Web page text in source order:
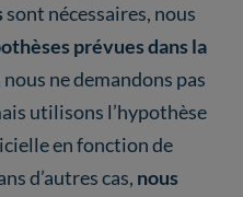
sont nécessaires, nous
prévues dans la
nous ne demandons pas
utilisons l’hypothèse
en fonction de
d’autres cas, nous